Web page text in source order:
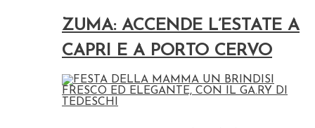
ZUMA: ACCENDE L’ESTATE A
CAPRI E A PORTO CERVO